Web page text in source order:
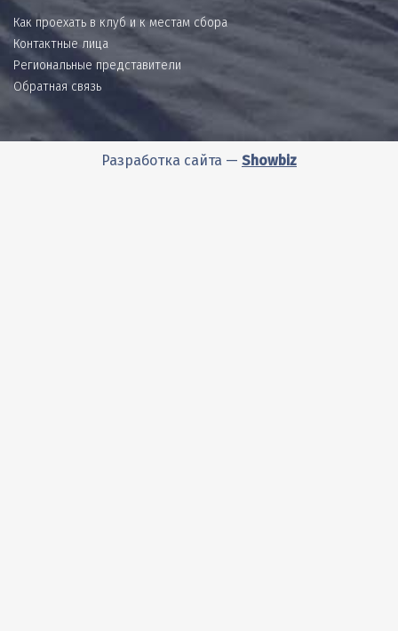
Как проехать в клуб и к местам сбора
Контактные лица
Региональные представители
Обратная связь
Разработка сайта — Showbiz